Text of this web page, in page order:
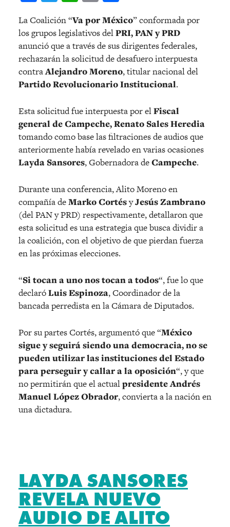
La Coalición “Va por México” conformada por
los grupos legislativos delPRI, PAN y PRD
anunció que a través de sus dirigentes federales,
rechazarán la solicitud de desafuero interpuesta
contraAlejandro Moreno, titular nacional del
Partido Revolucionario Institucional.
Esta solicitud fue interpuesta por elFiscal
general de Campeche, Renato Sales Heredia
tomando como base las filtraciones de audios que
anteriormente había revelado en varias ocasiones
Layda Sansores, Gobernadora deCampeche.
Durante una conferencia, Alito Moreno en
compañía deMarko CortésyJesús Zambrano
(del PAN y PRD) respectivamente, detallaron que
esta solicitud es una estrategia que busca dividir a
la coalición, con el objetivo de que pierdan fuerza
en las próximas elecciones.
“Si tocan a uno nos tocan a todos“, fue lo que
declaróLuis Espinoza, Coordinador de la
bancada perredista en la Cámara de Diputados.
Por su partes Cortés, argumentó que “México
sigue y seguirá siendo una democracia, no se
pueden utilizar las instituciones del Estado
para perseguir y callar a la oposición“, y que
no permitirán que el actualpresidente Andrés
Manuel López Obrador, convierta a la nación en
una dictadura.
LAYDA SANSORES
REVELA NUEVO
AUDIO DE ALITO